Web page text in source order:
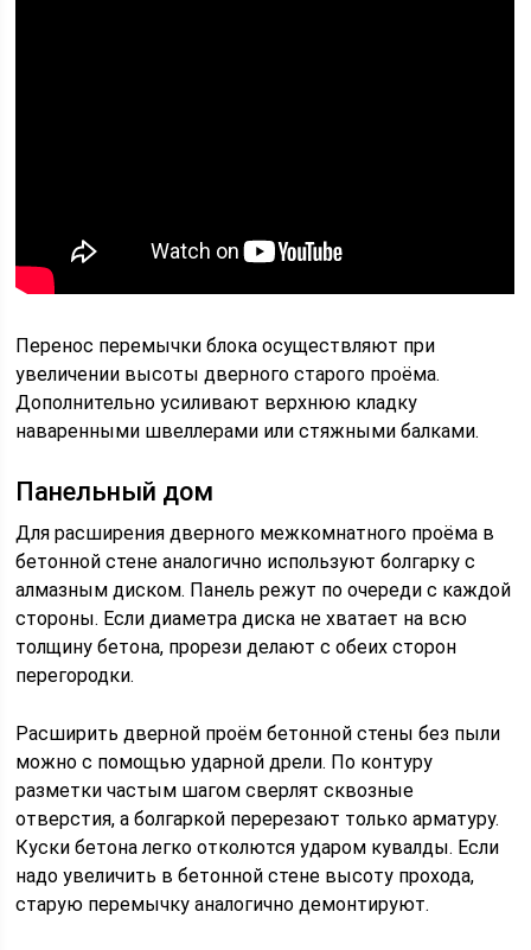
Перенос перемычки блока осуществляют при
увеличении высоты дверного старого проёма.
Дополнительно усиливают верхнюю кладку
наваренными швеллерами или стяжными балками.
Панельный дом
Для расширения дверного межкомнатного проёма в
бетонной стене аналогично используют болгарку с
алмазным диском. Панель режут по очереди с каждой
стороны. Если диаметра диска не хватает на всю
толщину бетона, прорези делают с обеих сторон
перегородки.
Расширить дверной проём бетонной стены без пыли
можно с помощью ударной дрели. По контуру
разметки частым шагом сверлят сквозные
отверстия, а болгаркой перерезают только арматуру.
Куски бетона легко отколются ударом кувалды. Если
надо увеличить в бетонной стене высоту прохода,
старую перемычку аналогично демонтируют.